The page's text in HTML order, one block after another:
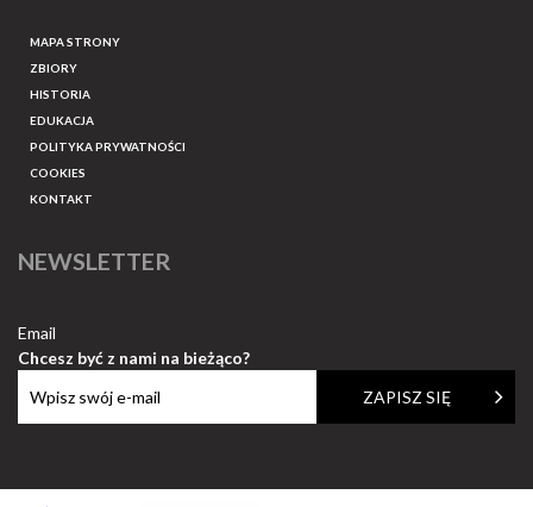
MAPA STRONY
ZBIORY
HISTORIA
EDUKACJA
POLITYKA PRYWATNOŚCI
COOKIES
KONTAKT
NEWSLETTER
Email
Chcesz być z nami na bieżąco?